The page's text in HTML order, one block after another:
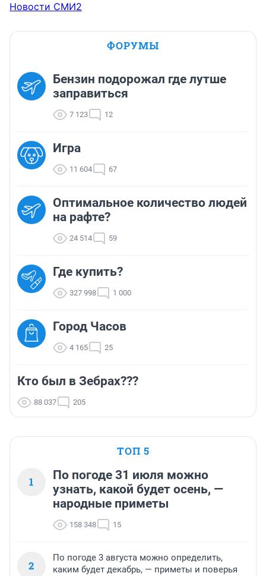
Новости СМИ2
ФОРУМЫ
Бензин подорожал где лутше
заправиться
7 123 12
Игра
11 604 67
Оптимальное количество людей
на рафте?
24 514 59
Где купить?
327 998 1 000
Город Часов
4 165 25
Кто был в Зебрах???
88 037 205
ТОП 5
1
По погоде 31 июля можно
узнать, какой будет осень, —
народные приметы
158 348 15
2
По погоде 3 августа можно определить,
каким будет декабрь, — приметы и поверья